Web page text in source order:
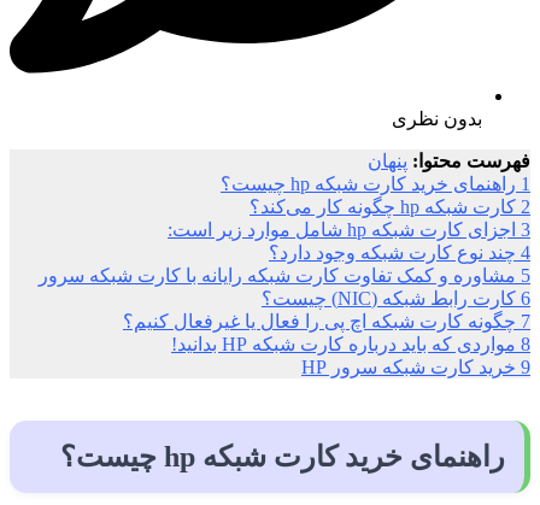
بدون نظری
فهرست محتوا: پنهان
1 راهنمای خرید کارت شبکه hp چیست؟
2 کارت شبکه hp چگونه کار می‌کند؟
3 اجزای کارت شبکه hp شامل موارد زیر است:
4 چند نوع کارت شبکه وجود دارد؟
5 مشاوره و کمک تفاوت کارت شبکه رایانه با کارت شبکه سرور
6 کارت رابط شبکه (NIC) چیست؟
7 چگونه کارت شبکه اچ پی را فعال یا غیرفعال کنیم؟
8 مواردی که باید درباره کارت شبکه HP بدانید!
9 خرید کارت شبکه سرور HP
راهنمای خرید کارت شبکه hp چیست؟